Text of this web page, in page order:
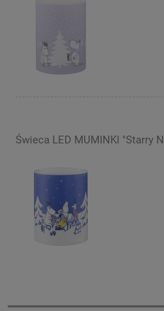
Świeca LED MUMINKI "Starry